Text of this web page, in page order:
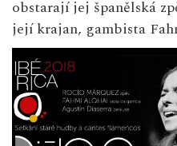
obstarají jej španělská
její krajan, gambista